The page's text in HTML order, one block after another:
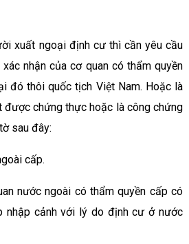
xuất ngoại định cư thì cần yêu cầu
nhận của cơ quan có thẩm quyền
đó thôi quốc tịch Việt Nam. Hoặc là
được chứng thực hoặc là công chứng
sau đây:
cấp.
nước ngoài có thẩm quyền cấp có
nhập cảnh với lý do định cư ở nước